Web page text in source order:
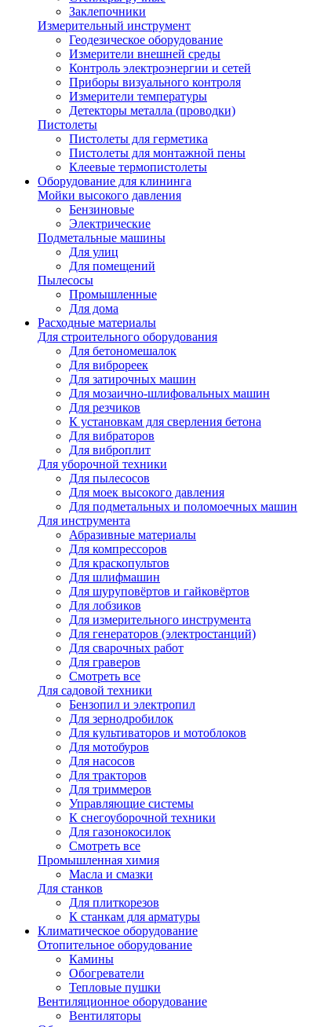
Заклепочники
Измерительный инструмент
Геодезическое оборудование
Измерители внешней среды
Контроль электроэнергии и сетей
Приборы визуального контроля
Измерители температуры
Детекторы металла (проводки)
Пистолеты
Пистолеты для герметика
Пистолеты для монтажной пены
Клеевые термопистолеты
Оборудование для клининга
Мойки высокого давления
Бензиновые
Электрические
Подметальные машины
Для улиц
Для помещений
Пылесосы
Промышленные
Для дома
Расходные материалы
Для строительного оборудования
Для бетономешалок
Для виброреек
Для затирочных машин
Для мозаично-шлифовальных машин
Для резчиков
К установкам для сверления бетона
Для вибраторов
Для виброплит
Для уборочной техники
Для пылесосов
Для моек высокого давления
Для подметальных и поломоечных машин
Для инструмента
Абразивные материалы
Для компрессоров
Для краскопультов
Для шлифмашин
Для шуруповёртов и гайковёртов
Для лобзиков
Для измерительного инструмента
Для генераторов (электростанций)
Для сварочных работ
Для граверов
Смотреть все
Для садовой техники
Бензопил и электропил
Для зернодробилок
Для культиваторов и мотоблоков
Для мотобуров
Для насосов
Для тракторов
Для триммеров
Управляющие системы
К снегоуборочной техники
Для газонокосилок
Смотреть все
Промышленная химия
Масла и смазки
Для станков
Для плиткорезов
К станкам для арматуры
Климатическое оборудование
Отопительное оборудование
Камины
Обогреватели
Тепловые пушки
Вентиляционное оборудование
Вентиляторы